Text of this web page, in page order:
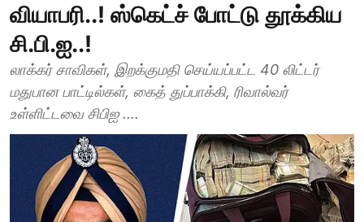
வியாபரி..! ஸ்கெட்ச் போட்டு தூக்கிய
சி.பி.ஐ..!
லாக்கர் சாவிகள், இறக்குமதி செய்யப்பட்ட 40 லிட்டர்
மதுபான பாட்டில்கள், கைத் துப்பாக்கி, ரிவால்வர்
உள்ளிட்டவை சிபிஐ ....